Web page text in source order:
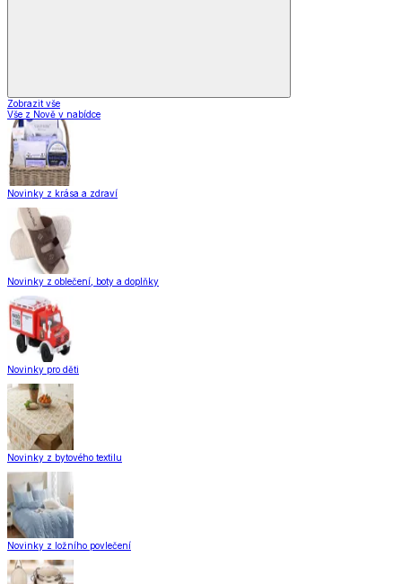
Zobrazit vše
Vše z Nově v nabídce
Novinky z krása a zdraví
Novinky z oblečení, boty a doplňky
Novinky pro děti
Novinky z bytového textilu
Novinky z ložního povlečení